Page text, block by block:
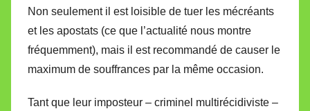
Non seulement il est loisible de tuer les mécréants
et les apostats (ce que l’actualité nous montre
fréquemment), mais il est recommandé de causer le
maximum de souffrances par la même occasion.
Tant que leur imposteur – criminel multirécidiviste –